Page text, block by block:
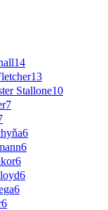
14
13
Stallone10
7
6
6
6
6
6
6